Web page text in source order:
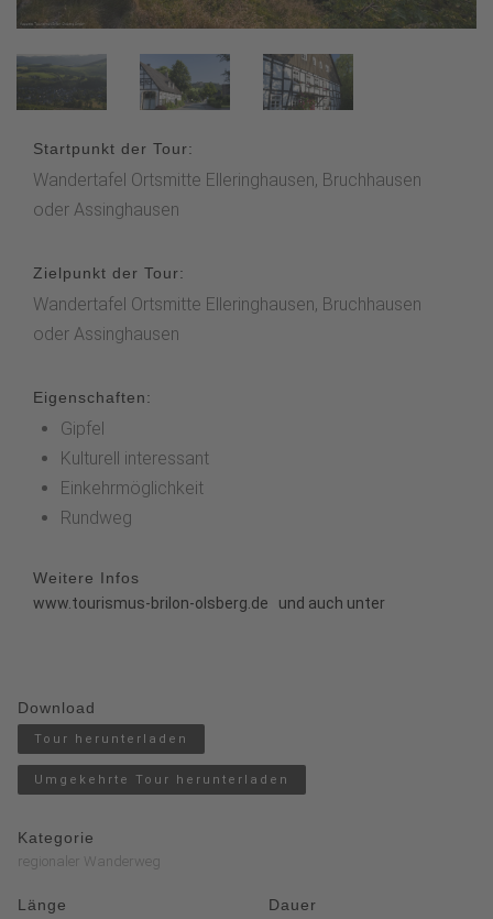
Startpunkt der Tour:
Wandertafel Ortsmitte Elleringhausen, Bruchhausen
oder Assinghausen
Zielpunkt der Tour:
Wandertafel Ortsmitte Elleringhausen, Bruchhausen
oder Assinghausen
Eigenschaften:
Gipfel
Kulturell interessant
Einkehrmöglichkeit
Rundweg
Weitere Infos
www.tourismus-brilon-olsberg.de und auch unter
Download
Tour herunterladen
Umgekehrte Tour herunterladen
Kategorie
regionaler Wanderweg
Länge Dauer